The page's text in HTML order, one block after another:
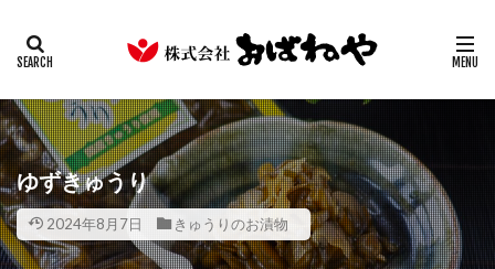
ゆずきゅうり
2024年8月7日 きゅうりのお漬物
カテゴリー
検索